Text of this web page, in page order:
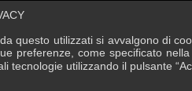
questo utilizzati si avvalgono di
preferenze, come specificato nella
tecnologie utilizzando il pulsante